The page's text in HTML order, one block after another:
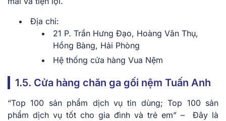
Địa chỉ:
21 P. Trần Hưng Đạo, Hoàng Văn Thụ,
Hồng Bàng, Hải Phòng
Hệ thống cửa hàng Vua Nệm
1.5. Cửa hàng chăn ga gối nệm Tuấn Anh
“Top 100 sản phẩm dịch vụ tin dùng; Top 100 sản
phẩm dịch vụ tốt cho gia đình và trẻ em” – Đây là